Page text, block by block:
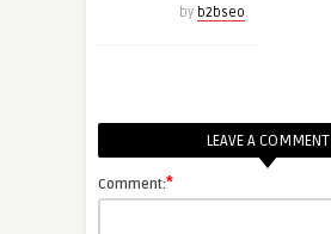
by b2bseo
LEAVE A COMMENT
Comment:*